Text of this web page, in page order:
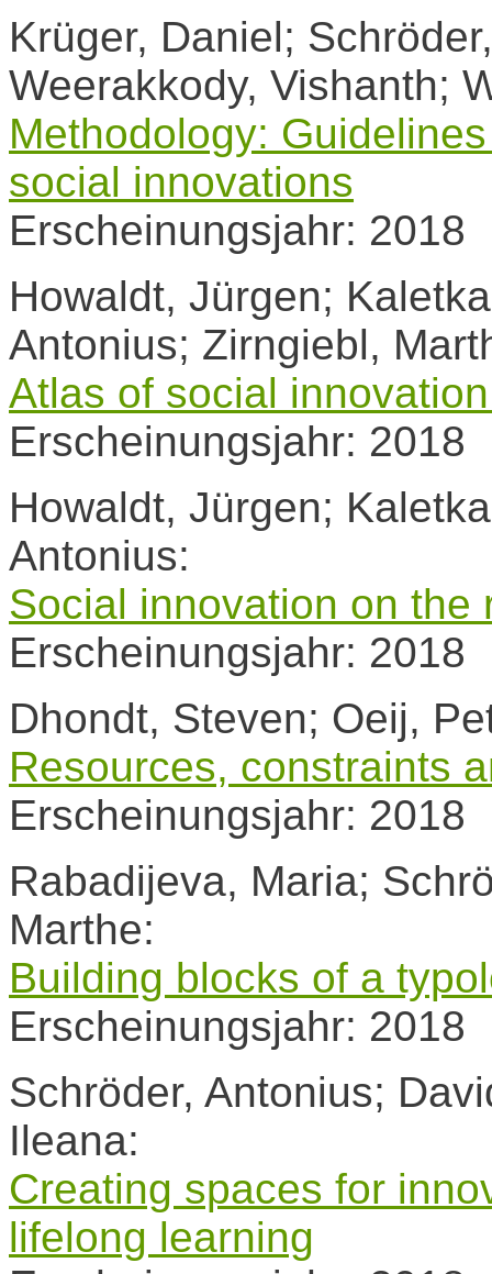
Krüger, Daniel;
Weerakkody, Vishanth;
Methodology:
social innovations
Erscheinungsjahr: 2018
Howaldt, Jürgen;
Antonius; Zirngiebl,
Atlas of social
Erscheinungsjahr: 2018
Howaldt, Jürgen;
Antonius:
Social innovation on the
Erscheinungsjahr: 2018
Dhondt, Steven; Oeij,
Resources, constraints
Erscheinungsjahr: 2018
Rabadijeva, Maria;
Marthe:
Building blocks of a
Erscheinungsjahr: 2018
Schröder, Antonius;
Ileana:
Creating spaces for
lifelong learning